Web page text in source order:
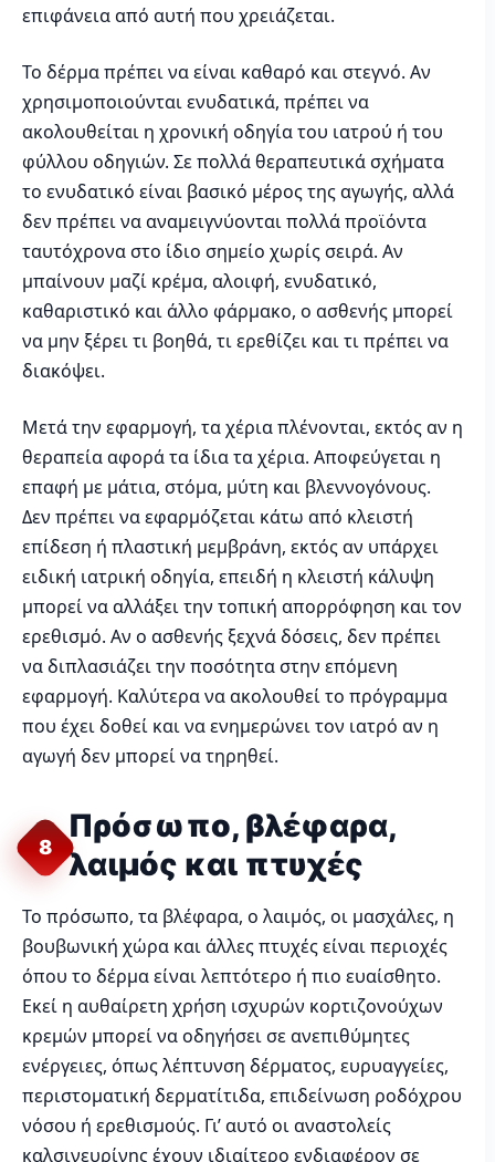
επιφάνεια από αυτή που χρειάζεται.
Το δέρμα πρέπει να είναι καθαρό και στεγνό. Αν
χρησιμοποιούνται ενυδατικά, πρέπει να
ακολουθείται η χρονική οδηγία του ιατρού ή του
φύλλου οδηγιών. Σε πολλά θεραπευτικά σχήματα
το ενυδατικό είναι βασικό μέρος της αγωγής, αλλά
δεν πρέπει να αναμειγνύονται πολλά προϊόντα
ταυτόχρονα στο ίδιο σημείο χωρίς σειρά. Αν
μπαίνουν μαζί κρέμα, αλοιφή, ενυδατικό,
καθαριστικό και άλλο φάρμακο, ο ασθενής μπορεί
να μην ξέρει τι βοηθά, τι ερεθίζει και τι πρέπει να
διακόψει.
Μετά την εφαρμογή, τα χέρια πλένονται, εκτός αν η
θεραπεία αφορά τα ίδια τα χέρια. Αποφεύγεται η
επαφή με μάτια, στόμα, μύτη και βλεννογόνους.
Δεν πρέπει να εφαρμόζεται κάτω από κλειστή
επίδεση ή πλαστική μεμβράνη, εκτός αν υπάρχει
ειδική ιατρική οδηγία, επειδή η κλειστή κάλυψη
μπορεί να αλλάξει την τοπική απορρόφηση και τον
ερεθισμό. Αν ο ασθενής ξεχνά δόσεις, δεν πρέπει
να διπλασιάζει την ποσότητα στην επόμενη
εφαρμογή. Καλύτερα να ακολουθεί το πρόγραμμα
που έχει δοθεί και να ενημερώνει τον ιατρό αν η
αγωγή δεν μπορεί να τηρηθεί.
8
Πρόσωπο, βλέφαρα,
λαιμός και πτυχές
Το πρόσωπο, τα βλέφαρα, ο λαιμός, οι μασχάλες, η
βουβωνική χώρα και άλλες πτυχές είναι περιοχές
όπου το δέρμα είναι λεπτότερο ή πιο ευαίσθητο.
Εκεί η αυθαίρετη χρήση ισχυρών κορτιζονούχων
κρεμών μπορεί να οδηγήσει σε ανεπιθύμητες
ενέργειες, όπως λέπτυνση δέρματος, ευρυαγγείες,
περιστοματική δερματίτιδα, επιδείνωση ροδόχρου
νόσου ή ερεθισμούς. Γι’ αυτό οι αναστολείς
καλσινευρίνης έχουν ιδιαίτερο ενδιαφέρον σε